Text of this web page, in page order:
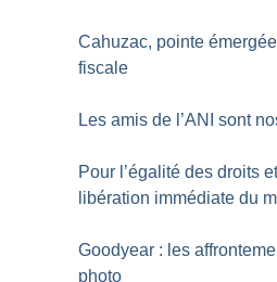
Cahuzac, pointe
fiscale
Les amis de l’ANI sont
Pour l’égalité des droits
libération immédiate du
Goodyear : les
photo